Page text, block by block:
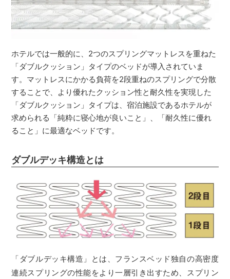
ホテルでは一般的に、2つのスプリングマットレスを重ねた
「ダブルクッション」タイプのベッドが導入されていま
す。マットレスにかかる負荷を2段重ねのスプリングで分散
することで、より優れたクッション性と耐久性を実現した
「ダブルクッション」タイプは、宿泊施設であるホテルが
求められる「純粋に寝心地が良いこと」、「耐久性に優れ
ること」に最適なベッドです。
ダブルデッキ構造とは
「ダブルデッキ構造」とは、フランスベッド独自の高密度
連続スプリングの性能をより一層引き出すため、スプリン